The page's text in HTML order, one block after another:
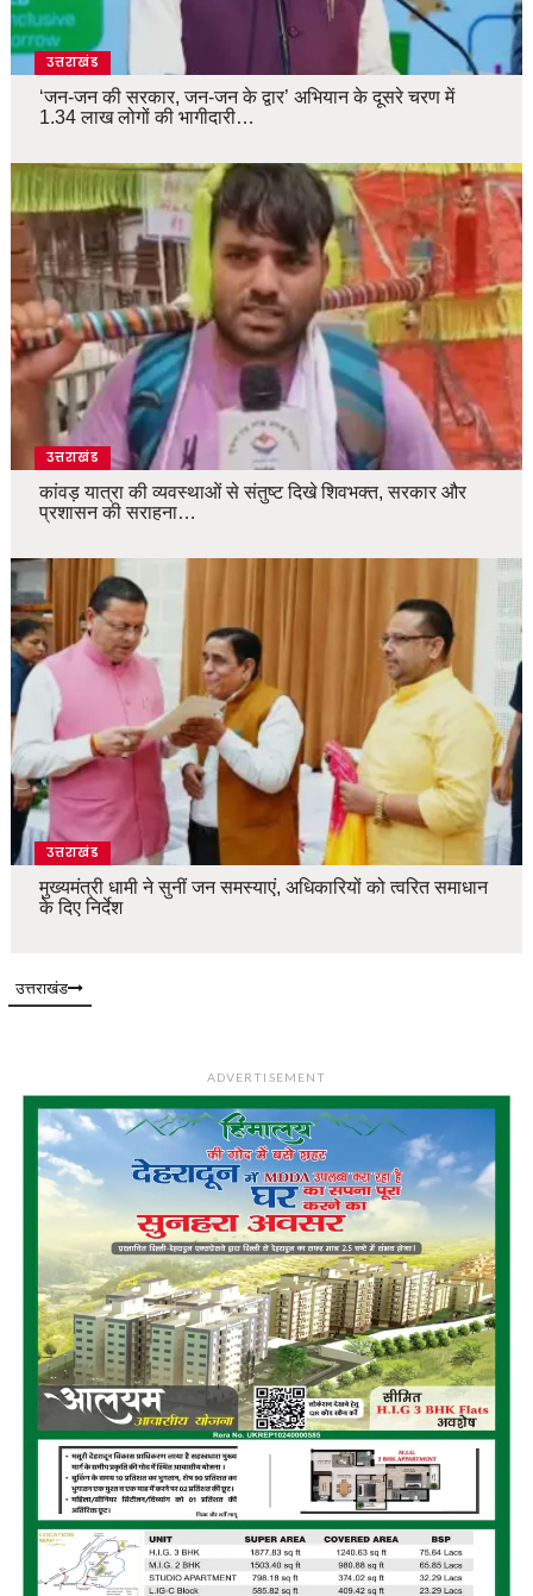
उत्तराखंड
‘जन-जन की सरकार, जन-जन के द्वार’ अभियान के दूसरे चरण में
1.34 लाख लोगों की भागीदारी…
उत्तराखंड
कांवड़ यात्रा की व्यवस्थाओं से संतुष्ट दिखे शिवभक्त, सरकार और
प्रशासन की सराहना…
उत्तराखंड
मुख्यमंत्री धामी ने सुनीं जन समस्याएं, अधिकारियों को त्वरित समाधान
के दिए निर्देश
उत्तराखंड
ADVERTISEMENT